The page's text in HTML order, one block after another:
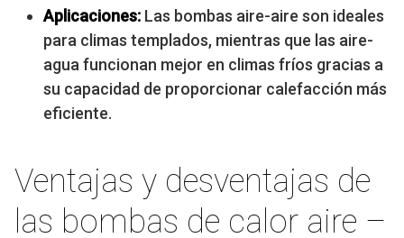
Aplicaciones: Las bombas aire-aire son ideales
para climas templados, mientras que las aire-
agua funcionan mejor en climas fríos gracias a
su capacidad de proporcionar calefacción más
eficiente.
Ventajas y desventajas de
las bombas de calor aire –